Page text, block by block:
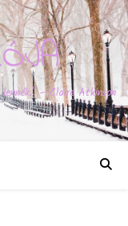
– Claire Atkinson